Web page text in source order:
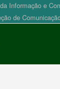
Informação e
de